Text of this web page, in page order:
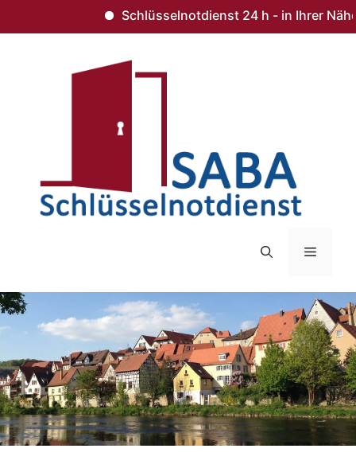
Schlüsselnotdienst 24 h - in Ihrer Nähe
Menü